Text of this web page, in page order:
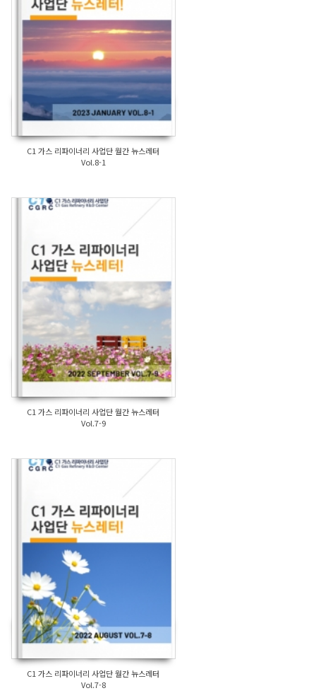
C1 가스 리파이너리 사업단 월간 뉴스레터
Vol.8-1
C1 가스 리파이너리 사업단 월간 뉴스레터
Vol.7-9
C1 가스 리파이너리 사업단 월간 뉴스레터
Vol.7-8